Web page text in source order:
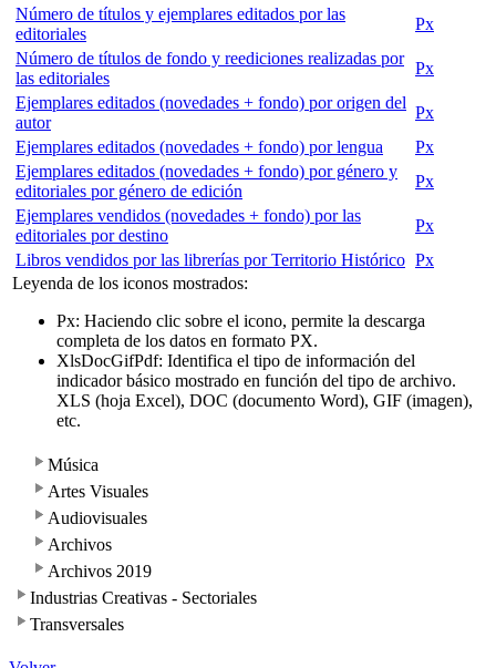
Número de títulos y ejemplares editados por las
editoriales
Px
Número de títulos de fondo y reediciones realizadas por
las editoriales
Px
Ejemplares editados (novedades + fondo) por origen del
autor
Px
Ejemplares editados (novedades + fondo) por lengua
Px
Ejemplares editados (novedades + fondo) por género y
editoriales por género de edición
Px
Ejemplares vendidos (novedades + fondo) por las
editoriales por destino
Px
Libros vendidos por las librerías por Territorio Histórico Px
Leyenda de los iconos mostrados:
Px: Haciendo clic sobre el icono, permite la descarga
completa de los datos en formato PX.
XlsDocGifPdf: Identifica el tipo de información del
indicador básico mostrado en función del tipo de archivo.
XLS (hoja Excel), DOC (documento Word), GIF (imagen),
etc.
Música
Artes Visuales
Audiovisuales
Archivos
Archivos 2019
Industrias Creativas - Sectoriales
Transversales